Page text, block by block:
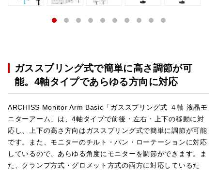
ガススプリング式で簡単に高さ調節が可
能。4軸タイプであらゆる方向に対応
ARCHISS Monitor Arm Basic「ガススプリング式 ４軸 液晶モ
ニターアーム」は、4軸タイプで前後・左右・上下の移動に対
応し、上下の高さ方向はガススプリング式で簡単に調節が可能
です。また、モニターのチルト・パン・ローテーションに対応
しているので、あらゆる角度にモニターを調節ができます。ま
た、クランプ方式・グロメット方式の両方に対応しているた